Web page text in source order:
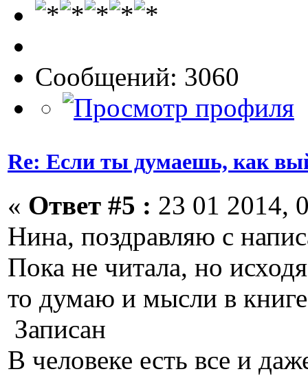
Сообщений: 3060
Re: Если ты думаешь, как
« Ответ #5 : 23 01 2014,
Нина, поздравляю с
Пока не читала, но
то думаю и мысли в
Записан
В человеке есть все и